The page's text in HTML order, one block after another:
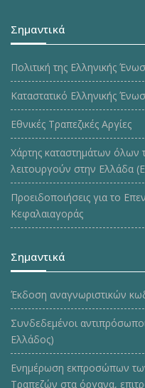
Σημαντικά
Πολιτική της Ελληνικής
Καταστατικό Ελληνικής
Εθνικές Τραπεζικές Αργίες
Χάρτης καταστημάτων όλων
λειτουργούν στην Ελλάδα
Προειδοποιήσεις για το
Κεφαλαιαγοράς
Σημαντικά
Έκδοση αναγνωριστικών
Συνδεδεμένοι
Ελλάδος)
Ενημέρωση εκπροσώπων
Τραπεζών στα όργανα,